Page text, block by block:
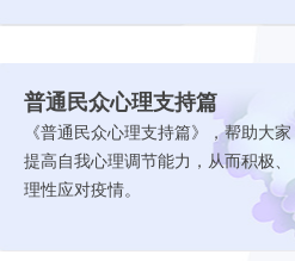
普通民众心理支持篇
《普通民众心理支持篇》，帮助大家
提高自我心理调节能力，从而积极、
理性应对疫情。